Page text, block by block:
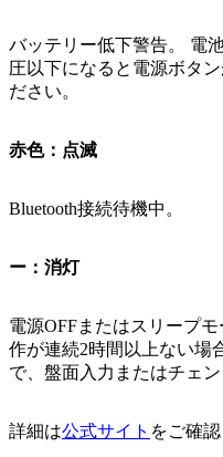
バッテリー低下警告。 電
圧以下になると電源ボタ
ださい。
赤色：点滅
Bluetooth接続待機中。
ー：消灯
電源OFFまたはスリープ
作が連続2時間以上ない場
で、盤面入力またはチェ
詳細は公式サイト をご確認